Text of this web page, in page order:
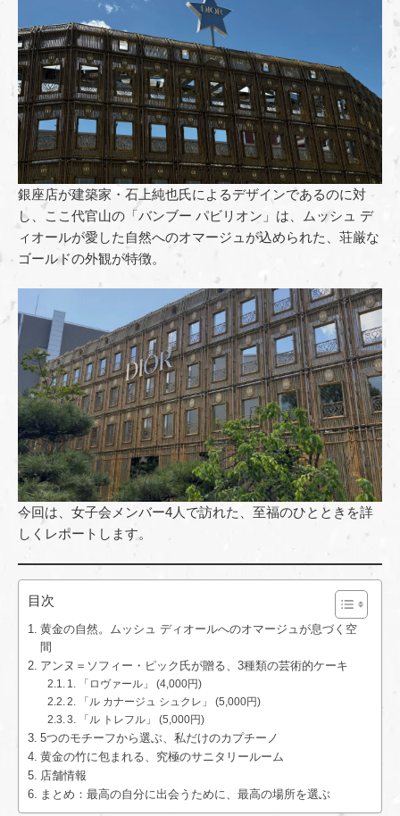
銀座店が建築家・石上純也氏によるデザインであるのに対
し、ここ代官山の「バンブー パビリオン」は、ムッシュ デ
ィオールが愛した自然へのオマージュが込められた、荘厳な
ゴールドの外観が特徴。
今回は、女子会メンバー4人で訪れた、至福のひとときを詳
しくレポートします。
目次
黄金の自然。ムッシュ ディオールへのオマージュが息づく空
間
アンヌ＝ソフィー・ピック氏が贈る、3種類の芸術的ケーキ
1. 「ロヴァール」 (4,000円)
2. 「ル カナージュ シュクレ」 (5,000円)
3. 「ル トレフル」 (5,000円)
5つのモチーフから選ぶ、私だけのカプチーノ
黄金の竹に包まれる、究極のサニタリールーム
店舗情報
まとめ：最高の自分に出会うために、最高の場所を選ぶ